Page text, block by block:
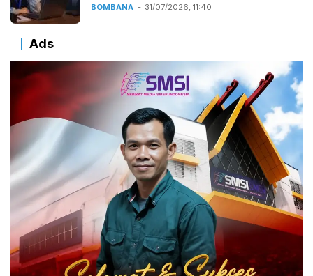
BOMBANA 31/07/2026, 11:40
Ads